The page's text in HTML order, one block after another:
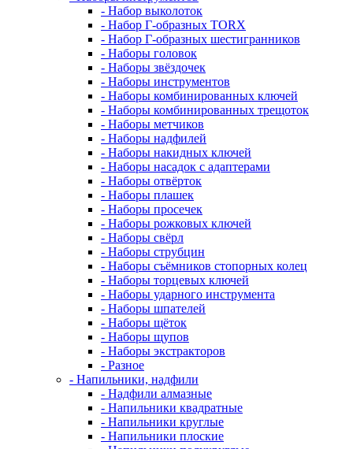
- Набор выколоток
- Набор Г-образных TORX
- Набор Г-образных шестигранников
- Наборы головок
- Наборы звёздочек
- Наборы инструментов
- Наборы комбинированных ключей
- Наборы комбинированных трещоток
- Наборы метчиков
- Наборы надфилей
- Наборы накидных ключей
- Наборы насадок с адаптерами
- Наборы отвёрток
- Наборы плашек
- Наборы просечек
- Наборы рожковых ключей
- Наборы свёрл
- Наборы струбцин
- Наборы съёмников стопорных колец
- Наборы торцевых ключей
- Наборы ударного инструмента
- Наборы шпателей
- Наборы щёток
- Наборы щупов
- Наборы экстракторов
- Разное
- Напильники, надфили
- Надфили алмазные
- Напильники квадратные
- Напильники круглые
- Напильники плоские